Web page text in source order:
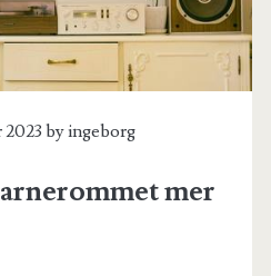
byingeborg
mer